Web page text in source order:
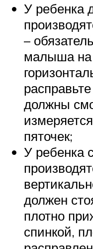
У ребенка
–
малыша на
должны
пяточек;
У ребенка
должен
плотно
спинкой,